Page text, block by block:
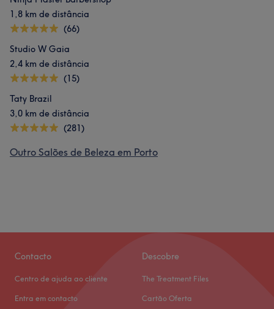
1,8 km de distância
(66)
Studio W Gaia
2,4 km de distância
(15)
Taty Brazil
3,0 km de distância
(281)
Outro Salões de Beleza em Porto
Contacto
Centro de ajuda ao cliente
Entra em contacto
Descobre
The Treatment Files
Cartão Oferta